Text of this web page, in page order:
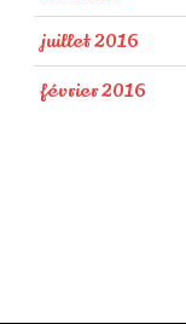
juillet 2016
février 2016